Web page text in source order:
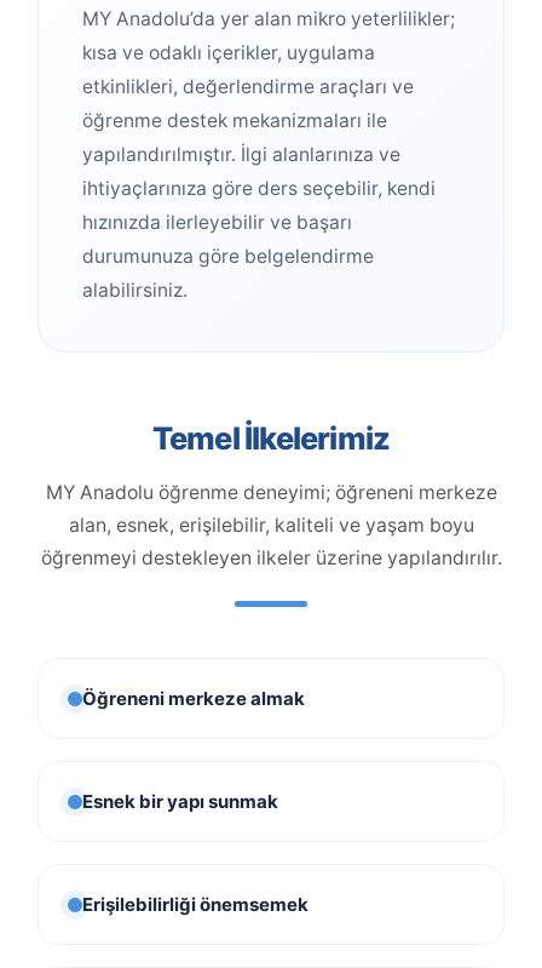
MY Anadolu’da yer alan mikro yeterlilikler;
kısa ve odaklı içerikler, uygulama
etkinlikleri, değerlendirme araçları ve
öğrenme destek mekanizmaları ile
yapılandırılmıştır. İlgi alanlarınıza ve
ihtiyaçlarınıza göre ders seçebilir, kendi
hızınızda ilerleyebilir ve başarı
durumunuza göre belgelendirme
alabilirsiniz.
Temel İlkelerimiz
MY Anadolu öğrenme deneyimi; öğreneni merkeze
alan, esnek, erişilebilir, kaliteli ve yaşam boyu
öğrenmeyi destekleyen ilkeler üzerine yapılandırılır.
Öğreneni merkeze almak
Esnek bir yapı sunmak
Erişilebilirliği önemsemek